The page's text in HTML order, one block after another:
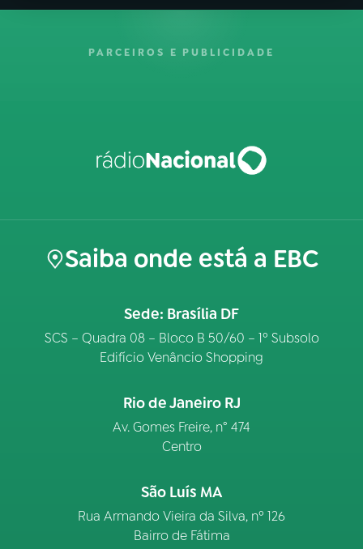
PARCEIROS E PUBLICIDADE
Saiba onde está a EBC
Sede: Brasília DF
SCS – Quadra 08 – Bloco B 50/60 – 1º Subsolo
Edifício Venâncio Shopping
Rio de Janeiro RJ
Av. Gomes Freire, n° 474
Centro
São Luís MA
Rua Armando Vieira da Silva, nº 126
Bairro de Fátima